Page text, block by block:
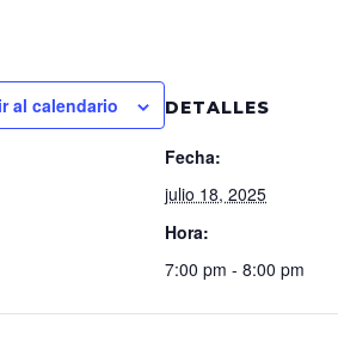
al calendario DETALLES
Fecha:
julio 18, 2025
Hora:
7:00 pm - 8:00 pm